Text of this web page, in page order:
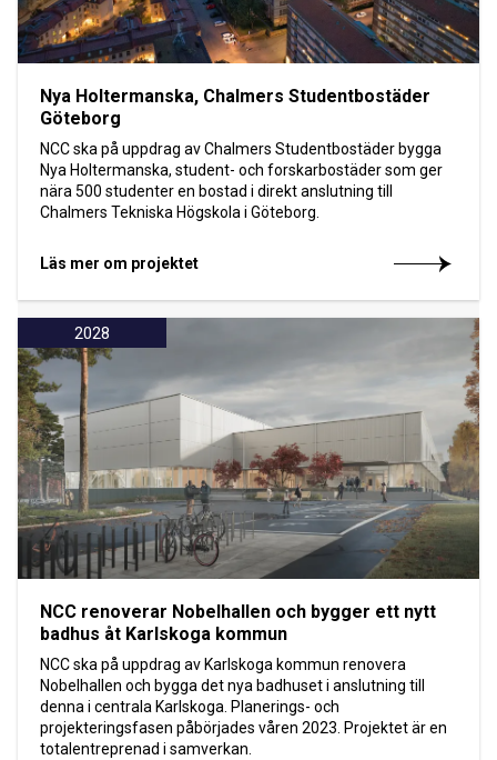
Nya Holtermanska, Chalmers Studentbostäder
Göteborg
NCC ska på uppdrag av Chalmers Studentbostäder bygga
Nya Holtermanska, student- och forskarbostäder som ger
nära 500 studenter en bostad i direkt anslutning till
Chalmers Tekniska Högskola i Göteborg.
Läs mer om projektet
2028
NCC renoverar Nobelhallen och bygger ett nytt
badhus åt Karlskoga kommun
NCC ska på uppdrag av Karlskoga kommun renovera
Nobelhallen och bygga det nya badhuset i anslutning till
denna i centrala Karlskoga. Planerings- och
projekteringsfasen påbörjades våren 2023. Projektet är en
totalentreprenad i samverkan.